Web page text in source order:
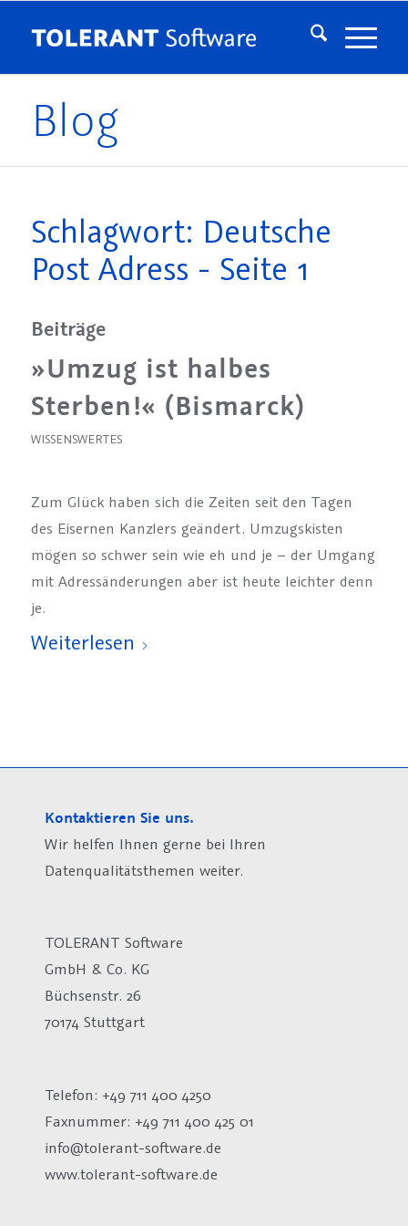
Blog
Schlagwort: Deutsche
Post Adress - Seite 1
Beiträge
»Umzug ist halbes
Sterben!« (Bismarck)
WISSENSWERTES
Zum Glück haben sich die Zeiten seit den Tagen
des Eisernen Kanzlers geändert. Umzugskisten
mögen so schwer sein wie eh und je – der Umgang
mit Adressänderungen aber ist heute leichter denn
je.
Weiterlesen
Kontaktieren Sie uns.
Wir helfen Ihnen gerne bei Ihren
Datenqualitätsthemen weiter.
TOLERANT Software
GmbH & Co. KG
Büchsenstr. 26
70174 Stuttgart
Telefon: +49 711 400 4250
Faxnummer: +49 711 400 425 01
info@tolerant-software.de
www.tolerant-software.de